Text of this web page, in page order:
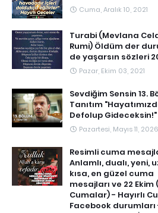
Cuma, Aralık 10, 2021
Turabi (Mevlana
Rumi) Öldüm der
de yaşarsın sözleri
Pazar, Ekim 03, 2021
Sevdiğim Sensin 13.
Tanıtım
Defolup Gideceksin!"
Pazartesi, Mayıs 11, 2026
Resimli cuma
Anlamlı, dualı, yeni,
kısa, en güzel cuma
mesajları ve 22 Ekim
Cumalar) - Hayırlı
Facebook durumları